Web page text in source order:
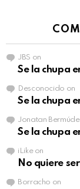
JBS on
Se la chupa
Desconocido on
Se la chupa
Jonatan
Se la chupa
iLikeon
No quiere
Borracho on